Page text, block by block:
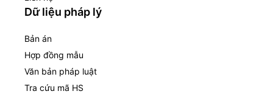
Dữ liệu pháp lý
Bản án
Hợp đồng mẫu
Văn bản pháp luật
Tra cứu mã HS